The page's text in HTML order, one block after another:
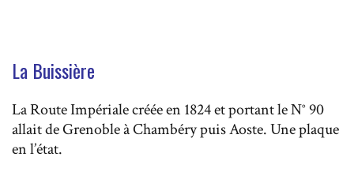
La Buissière
La Route Impériale créée en 1824 et portant le N° 90
allait de Grenoble à Chambéry puis Aoste. Une plaque
en l’état.